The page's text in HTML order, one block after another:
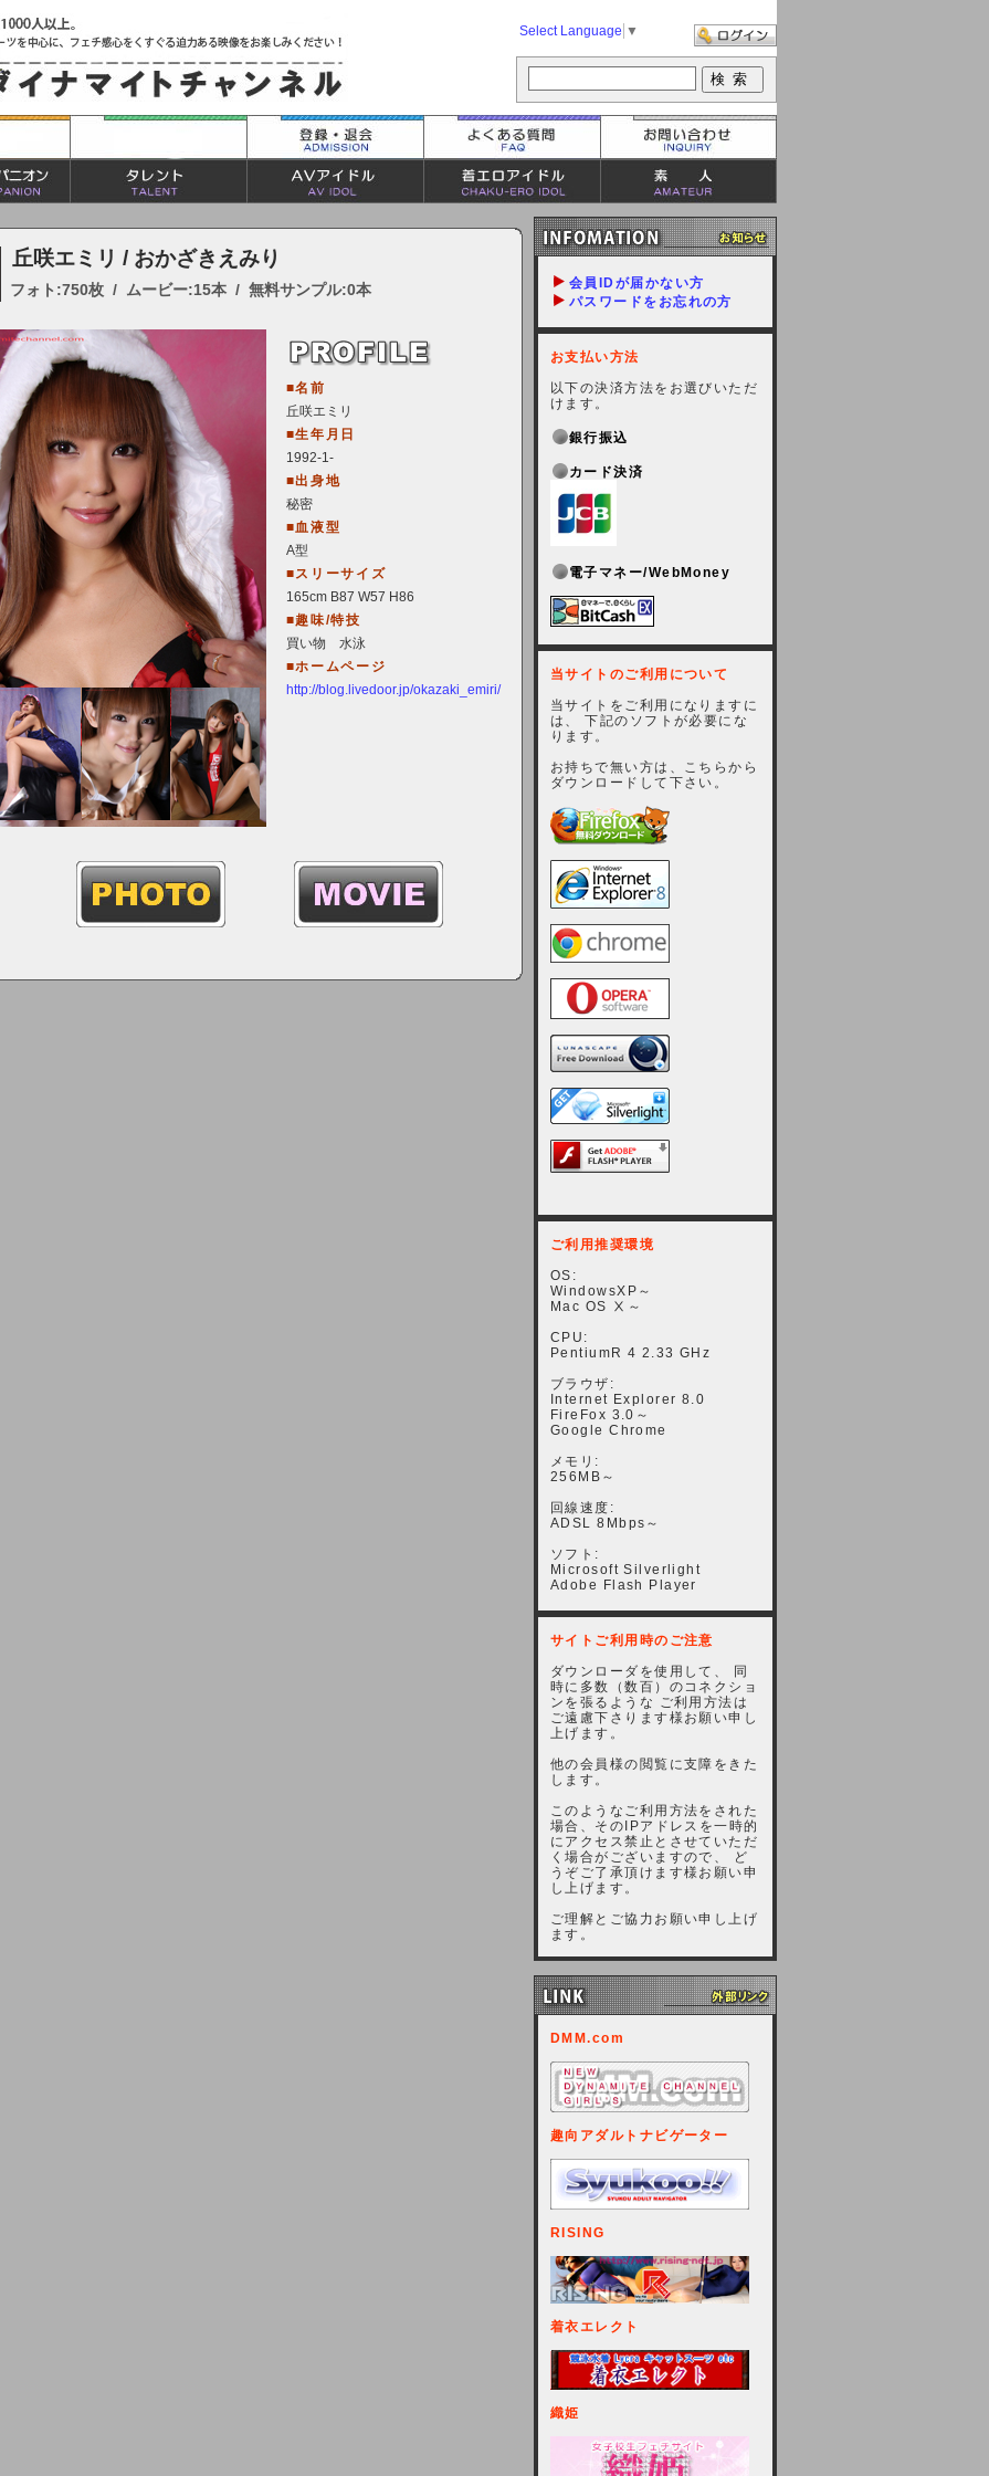
Select Language ▼
丘咲エミリ / おかざきえみり
フォト:750枚 / ムービー:15本 / 無料サンプル:0本
■名前
丘咲エミリ
■生年月日
1992-1-
■出身地
秘密
■血液型
A型
■スリーサイズ
165cm B87 W57 H86
■趣味/特技
買い物 水泳
■ホームページ
http://blog.livedoor.jp/okazaki_emiri/
会員IDが届かない方
パスワードをお忘れの方
お支払い方法
以下の決済方法をお選びいただ
けます。
銀行振込
カード決済
電子マネー/WebMoney
当サイトのご利用について
当サイトをご利用になりますに
は、 下記のソフトが必要にな
ります。
お持ちで無い方は、こちらから
ダウンロードして下さい。
ご利用推奨環境
OS:
WindowsXP～
Mac OS Ⅹ～
CPU:
PentiumR 4 2.33 GHz
ブラウザ:
Internet Explorer 8.0
FireFox 3.0～
Google Chrome
メモリ:
256MB～
回線速度:
ADSL 8Mbps～
ソフト:
Microsoft Silverlight
Adobe Flash Player
サイトご利用時のご注意
ダウンローダを使用して、 同
時に多数（数百）のコネクショ
ンを張るような ご利用方法は
ご遠慮下さります様お願い申し
上げます。
他の会員様の閲覧に支障をきた
します。
このようなご利用方法をされた
場合、そのIPアドレスを一時的
にアクセス禁止とさせていただ
く場合がございますので、 ど
うぞご了承頂けます様お願い申
し上げます。
ご理解とご協力お願い申し上げ
ます。
DMM.com
趣向アダルトナビゲーター
RISING
着衣エレクト
織姫